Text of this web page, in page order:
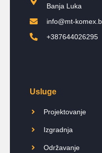
Banja Luka
info@mt-
+387644026295
Usluge
Projektovanje
Izgradnja
Održavanje